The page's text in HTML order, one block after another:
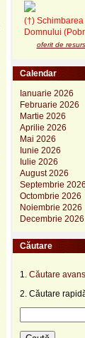
(†) Schimbarea
Domnului
oferit de
Calendar
Ianuarie 2026
Februarie 2026
Martie 2026
Aprilie 2026
Mai 2026
Iunie 2026
Iulie 2026
August 2026
Septembrie 2026
Octombrie 2026
Noiembrie 2026
Decembrie 2026
Căutare
1. Căutare
2. Căutare